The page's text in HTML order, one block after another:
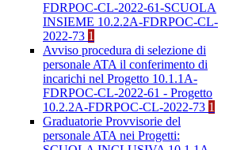
FDRPOC-CL-2022-61-SCUOLA
INSIEME 10.2.2A-FDRPOC-CL-
2022-73 1
Avviso procedura di selezione di
personale ATA il conferimento di
incarichi nel Progetto 10.1.1A-
FDRPOC-CL-2022-61 - Progetto
10.2.2A-FDRPOC-CL-2022-73 1
Graduatorie Provvisorie del
personale ATA nei Progetti: